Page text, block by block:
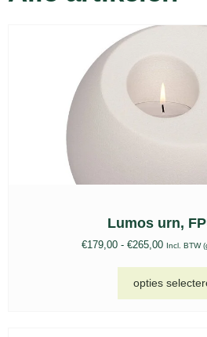
Lumos urn,
€179,00 - €265,00 Incl. BTW
opties